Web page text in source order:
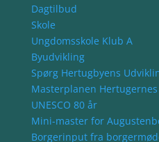
Dagtilbud
Skole
Ungdomsskole Klub A
Byudvikling
Spørg Hertugbyens
Masterplanen
UNESCO 80 år
Mini-master for
Borgerinput fra